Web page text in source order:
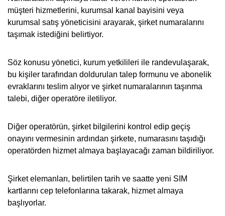
müşteri hizmetlerini, kurumsal kanal bayisini veya
kurumsal satış yöneticisini arayarak, şirket numaralarını
taşımak istediğini belirtiyor.
Söz konusu yönetici, kurum yetkilileri ile randevulaşarak,
bu kişiler tarafından doldurulan talep formunu ve abonelik
evraklarını teslim alıyor ve şirket numaralarının taşınma
talebi, diğer operatöre iletiliyor.
Diğer operatörün, şirket bilgilerini kontrol edip geçiş
onayını vermesinin ardından şirkete, numarasını taşıdığı
operatörden hizmet almaya başlayacağı zaman bildiriliyor.
Şirket elemanları, belirtilen tarih ve saatte yeni SIM
kartlarını cep telefonlarına takarak, hizmet almaya
başlıyorlar.